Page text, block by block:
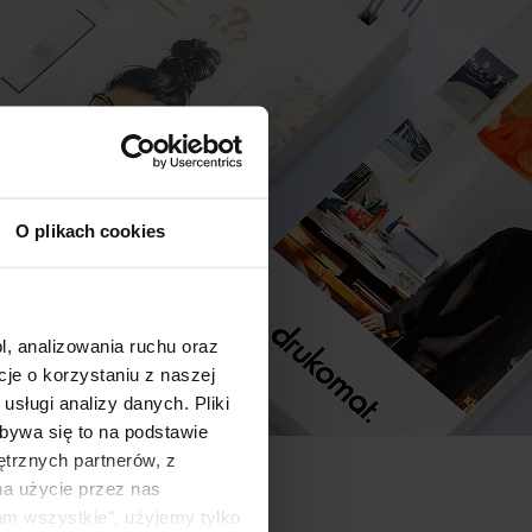
O plikach cookies
analizowania ruchu oraz
o korzystaniu z naszej
analizy danych. Pliki
się to na podstawie
partnerów, z
użycie przez nas
wszystkie", użyjemy tylko